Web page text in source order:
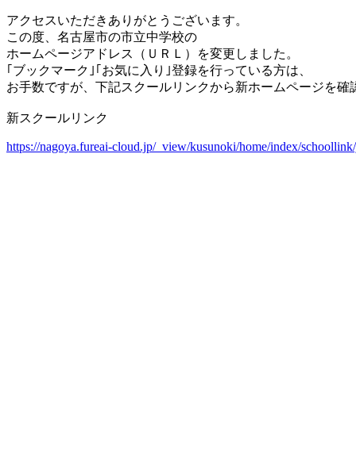
アクセスいただきありがとうございます。
この度、名古屋市の市立中学校の
ホームページアドレス（ＵＲＬ）を変更しました。
｢ブックマーク｣｢お気に入り｣登録を行っている方は、
お手数ですが、下記スクールリンクから新ホームページを
新スクールリンク
https://nagoya.fureai-cloud.jp/_view/kusunoki/home/index/